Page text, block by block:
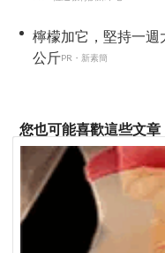
檸檬加它，堅持一
公斤PR・新素簡
您也可能喜歡這些文章